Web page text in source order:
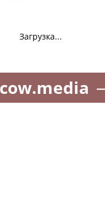
Загрузка...